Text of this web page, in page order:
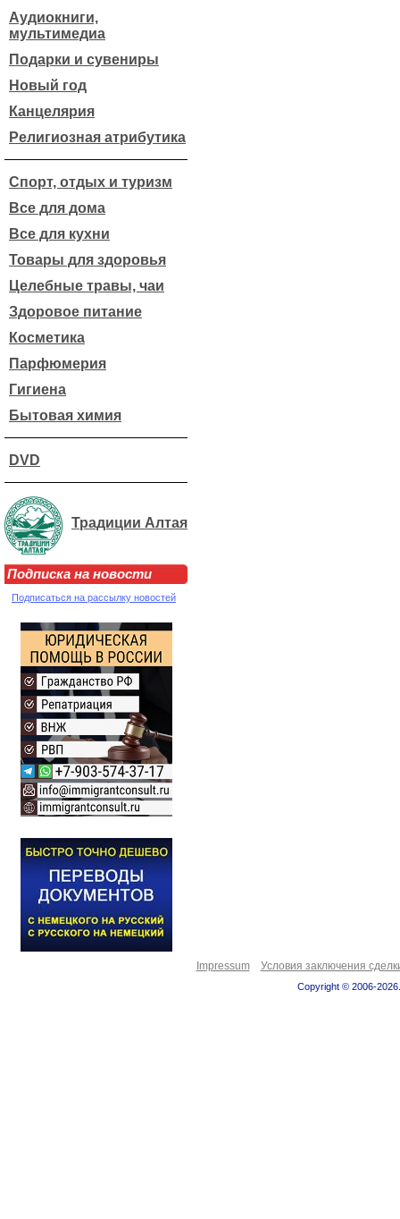
Аудиокниги,
мультимедиа
Подарки и сувениры
Новый год
Канцелярия
Религиозная атрибутика
Спорт, отдых и туризм
Все для дома
Все для кухни
Товары для здоровья
Целебные травы, чаи
Здоровое питание
Косметика
Парфюмерия
Гигиена
Бытовая химия
DVD
Традиции Алтая
Подписка на новости
Подписаться на рассылку новостей
Impressum Условия заключения
Copyright © 2006-